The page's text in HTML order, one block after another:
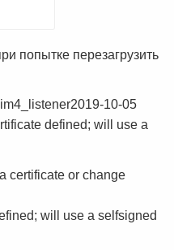
попытке перезагрузить
10-05
defined; will use a
certificate or change
will use a selfsigned